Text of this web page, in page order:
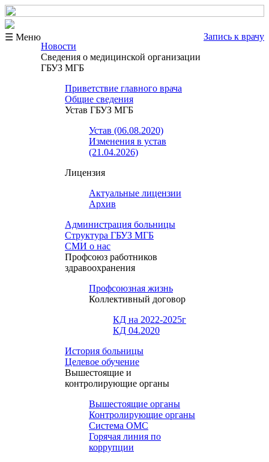
☰ Меню
Запись к врачу
Новости
Сведения о медицинской организации
ГБУЗ МГБ
Приветствие главного врача
Общие сведения
Устав ГБУЗ МГБ
Устав (06.08.2020)
Изменения в устав
(21.04.2026)
Лицензия
Актуальные лицензии
Архив
Администрация больницы
Структура ГБУЗ МГБ
СМИ о нас
Профсоюз работников
здравоохранения
Профсоюзная жизнь
Коллективный договор
КД на 2022-2025г
КД 04.2020
История больницы
Целевое обучение
Вышестоящие и
контролирующие органы
Вышестоящие органы
Контролирующие органы
Система ОМС
Горячая линия по
коррупции